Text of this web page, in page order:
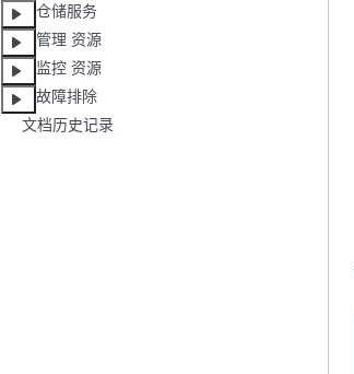
仓储服务
管理 资源
监控 资源
故障排除
文档历史记录